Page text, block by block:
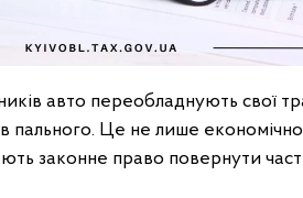
авто переобладнують свої
пального. Це не лише економічно
законне право повернути